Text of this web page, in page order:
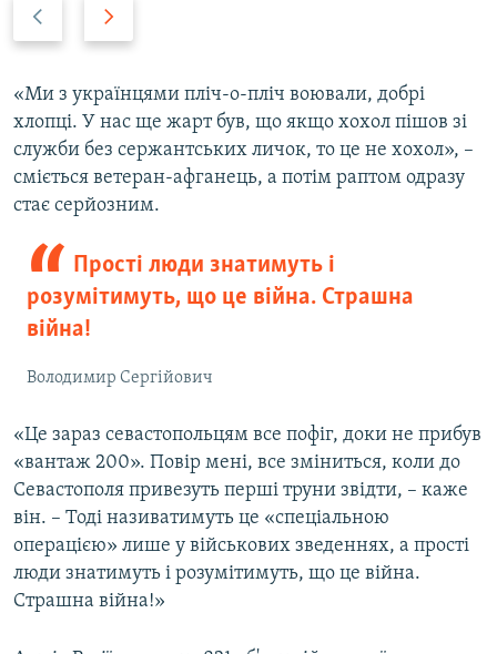
v
i
o
u
s
t
s
l
i
d
«Ми з українцями пліч-о-пліч воювали, добрі
хлопці. У нас ще жарт був, що якщо хохол пішов зі
служби без сержантських личок, то це не хохол», –
сміється ветеран-афганець, а потім раптом одразу
стає серйозним.
Прості люди знатимуть і
розумітимуть, що це війна. Страшна
війна!
Володимир Сергійович
«Це зараз севастопольцям все пофіг, доки не прибув
«вантаж 200». Повір мені, все зміниться, коли до
Севастополя привезуть перші труни звідти, – каже
він. – Тоді називатимуть це «спеціальною
операцією» лише у військових зведеннях, а прості
люди знатимуть і розумітимуть, що це війна.
Страшна війна!»